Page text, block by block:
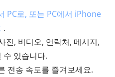
PC로, 또는 PC에서 iPhone
.
진, 비디오, 연락처, 메시지,
수 있습니다.
전송 속도를 즐겨보세요.